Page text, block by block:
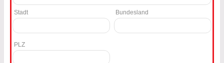
Stadt Bundesland
PLZ